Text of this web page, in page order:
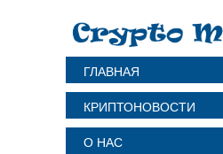
ГЛАВНАЯ
КРИПТОНОВОСТИ
О НАС